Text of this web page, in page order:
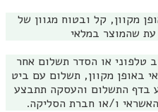
מקוון, קל ובטוח מגוון של
שהמוצר במלאי
טלפוני או הסדר תשלום אחר
באופן מקוון, תשלום עם ביט
בדף התשלום והעסקה תתבצע
ו/או חברת הסליקה.